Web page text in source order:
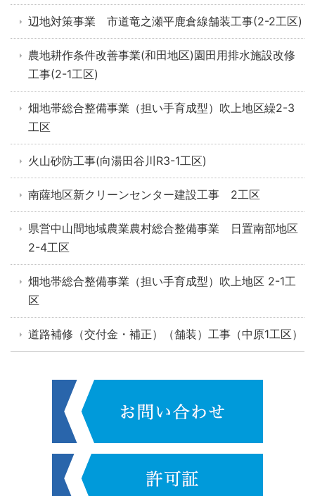
辺地対策事業 市道竜之瀬平鹿倉線舗装工事(2-2工区)
農地耕作条件改善事業(和田地区)園田用排水施設改修
工事(2-1工区)
畑地帯総合整備事業（担い手育成型）吹上地区繰2-3
工区
火山砂防工事(向湯田谷川R3-1工区)
南薩地区新クリーンセンター建設工事 2工区
県営中山間地域農業農村総合整備事業 日置南部地区
2-4工区
畑地帯総合整備事業（担い手育成型）吹上地区 2-1工
区
道路補修（交付金・補正）（舗装）工事（中原1工区）